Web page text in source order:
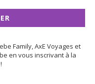
Family, AxE Voyages et
en vous inscrivant à la